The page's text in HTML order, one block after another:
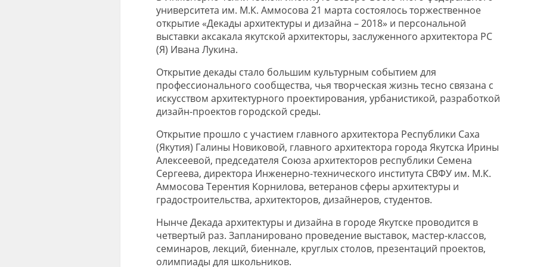
университета им. М.К. Аммосова 21 марта состоялось торжественное
открытие «Декады архитектуры и дизайна – 2018» и персональной
выставки аксакала якутской архитекторы, заслуженного архитектора РС
(Я) Ивана Лукина.
Открытие декады стало большим культурным событием для
профессионального сообщества, чья творческая жизнь тесно связана с
искусством архитектурного проектирования, урбанистикой, разработкой
дизайн-проектов городской среды.
Открытие прошло с участием главного архитектора Республики Саха
(Якутия) Галины Новиковой, главного архитектора города Якутска Ирины
Алексеевой, председателя Союза архитекторов республики Семена
Сергеева, директора Инженерно-технического института СВФУ им. М.К.
Аммосова Терентия Корнилова, ветеранов сферы архитектуры и
градостроительства, архитекторов, дизайнеров, студентов.
Нынче Декада архитектуры и дизайна в городе Якутске проводится в
четвертый раз. Запланировано проведение выставок, мастер-классов,
семинаров, лекций, биеннале, круглых столов, презентаций проектов,
олимпиады для школьников.